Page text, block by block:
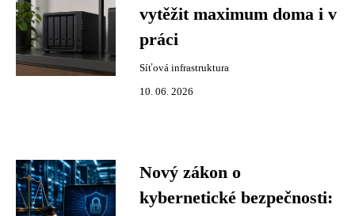
vytěžit maximum doma i v
práci
Síťová infrastruktura
10. 06. 2026
Nový zákon o
kybernetické bezpečnosti: